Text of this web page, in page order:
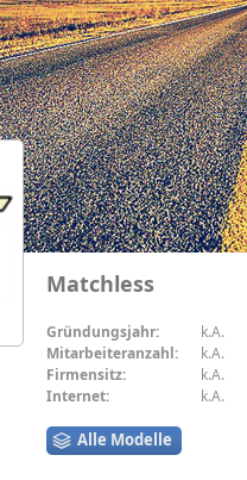
Matchless
Gründungsjahr:
k.A.
Mitarbeiteranzahl:
k.A.
Firmensitz:
k.A.
Internet:
k.A.
Alle Modelle